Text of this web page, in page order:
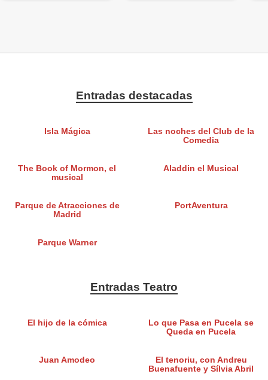
Entradas destacadas
Isla Mágica
Las noches del Club de la
Comedia
The Book of Mormon, el
musical
Aladdin el Musical
Parque de Atracciones de
Madrid
PortAventura
Parque Warner
Entradas Teatro
El hijo de la cómica
Lo que Pasa en Pucela se
Queda en Pucela
Juan Amodeo
El tenoriu, con Andreu
Buenafuente y Sílvia Abril